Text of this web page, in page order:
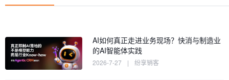
AI如何真正走进业务现场？快消与制造业
的AI智能体实践
2026-7-27 | 纷享销客